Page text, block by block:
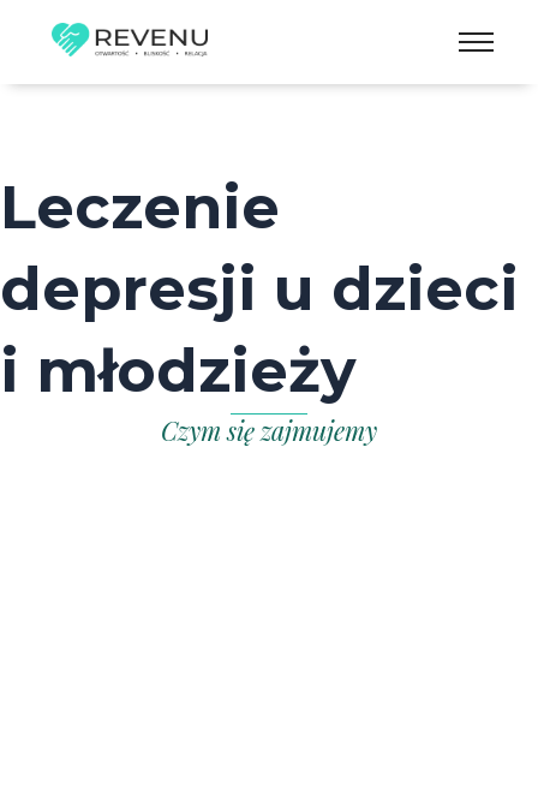
content
Leczenie
depresji u dzieci
i młodzieży
Czym się zajmujemy